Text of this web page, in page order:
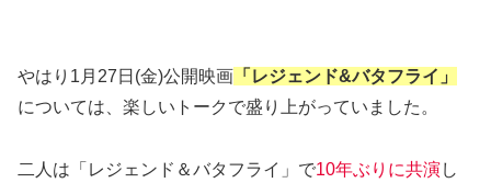
やはり1月27日(金)公開映画 「レジェンド&バタフライ」
については、楽しいトークで盛り上がっていました。
二人は「レジェンド＆バタフライ」で10年ぶりに共演し